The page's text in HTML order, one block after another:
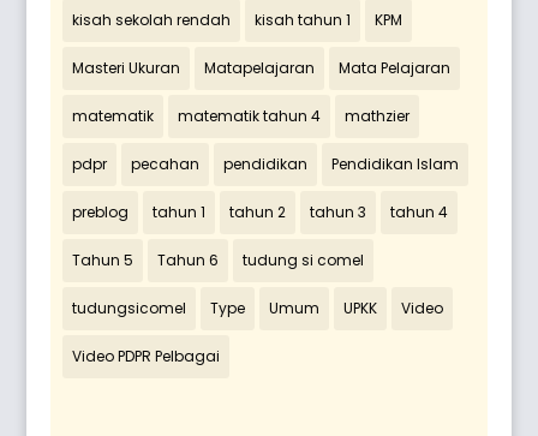
kisah sekolah rendah kisah tahun 1 KPM
Masteri Ukuran Matapelajaran Mata Pelajaran
matematik matematik tahun 4 mathzier
pdpr pecahan pendidikan Pendidikan Islam
preblog tahun 1 tahun 2 tahun 3 tahun 4
Tahun 5 Tahun 6 tudung si comel
tudungsicomel Type Umum UPKK Video
Video PDPR Pelbagai